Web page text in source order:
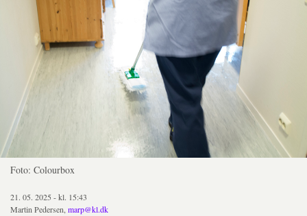
Foto: Colourbox
21. 05. 2025 - kl. 15:43
Martin Pedersen, marp@kl.dk